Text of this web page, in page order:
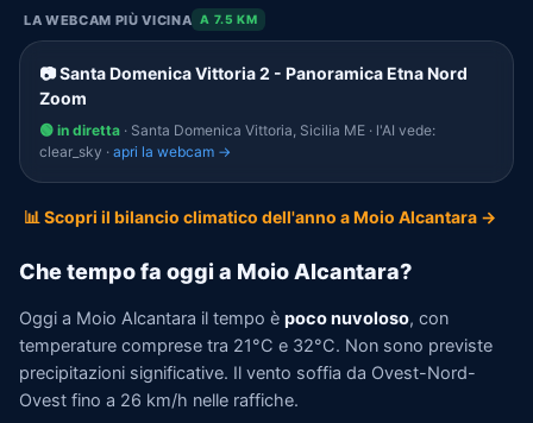
LA WEBCAM PIÙ VICINA A 7.5 KM
📷 Santa Domenica Vittoria 2 - Panoramica Etna Nord
Zoom
🟢 in diretta · Santa Domenica Vittoria, Sicilia ME · l'AI vede:
clear_sky · apri la webcam →
📊 Scopri il bilancio climatico dell'anno a Moio Alcantara →
Che tempo fa oggi a Moio Alcantara?
Oggi a Moio Alcantara il tempo è poco nuvoloso, con
temperature comprese tra 21°C e 32°C. Non sono previste
precipitazioni significative. Il vento soffia da Ovest-Nord-
Ovest fino a 26 km/h nelle raffiche.